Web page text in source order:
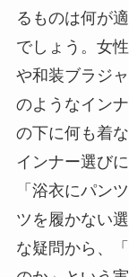
るものは何が
でしょう。女
や和装ブラジ
のようなイン
の下に何も着
インナー選び
「浴衣にパン
ツを履かない
な疑問から、